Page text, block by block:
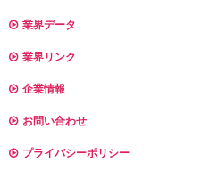
業界データ
業界リンク
企業情報
お問い合わせ
プライバシーポリシー